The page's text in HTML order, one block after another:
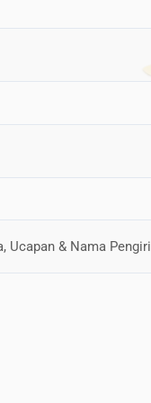
Ucapan & Nama